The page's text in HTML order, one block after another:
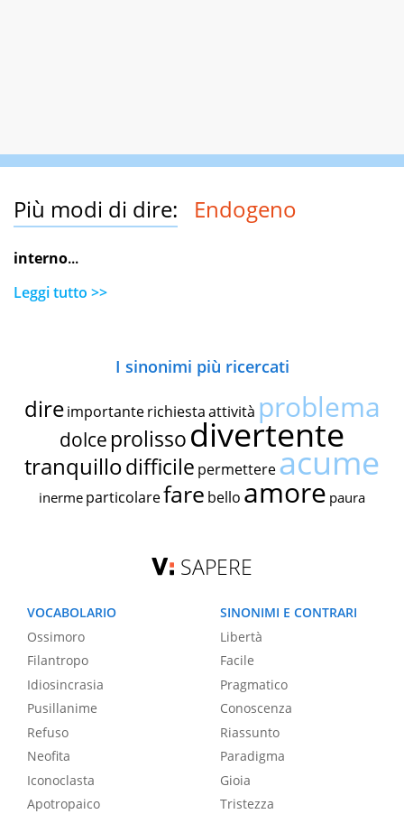
Più modi di dire: Endogeno
interno...
Leggi tutto >>
I sinonimi più ricercati
dire importante richiestaattività problema
dolce prolissodivertente
tranquillodifficile permettereacume
inerme particolarefare bello amore paura
SAPERE
VOCABOLARIO
Ossimoro
Filantropo
Idiosincrasia
Pusillanime
Refuso
Neofita
Iconoclasta
Apotropaico
SINONIMI E CONTRARI
Libertà
Facile
Pragmatico
Conoscenza
Riassunto
Paradigma
Gioia
Tristezza